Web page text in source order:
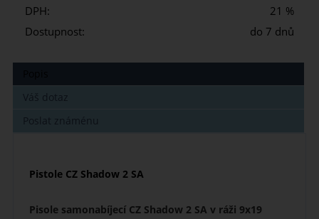
DPH:
21 %
Dostupnost:
do 7 dnů
Váš dotaz
Poslat známénu
Pistole CZ Shadow 2 SA
Pisole samonabíjecí CZ Shadow 2 SA v ráži 9x19